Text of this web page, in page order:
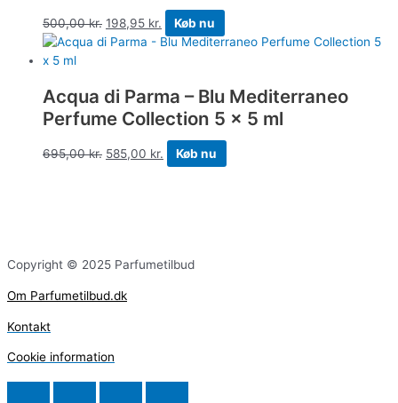
500,00kr. 198,95 kr. Køb nu
Acqua di Parma – Blu Mediterraneo
Perfume Collection 5 x 5 ml
695,00kr. 585,00 kr. Køb nu
Copyright © 2025 Parfumetilbud
Om Parfumetilbud.dk
Kontakt
Cookie information